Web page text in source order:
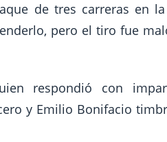
de tres carreras en
pero el tiro fue
respondió con
y Emilio Bonifacio